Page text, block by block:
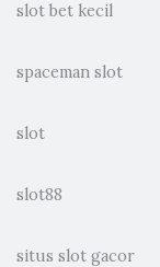
slot bet kecil
spaceman slot
slot
slot88
situs slot gacor